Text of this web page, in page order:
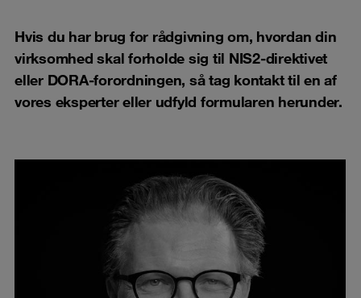
Hvis du har brug for rådgivning om, hvordan din
virksomhed skal forholde sig til NIS2-direktivet
eller DORA-forordningen, så tag kontakt til en af
vores eksperter eller udfyld formularen herunder.